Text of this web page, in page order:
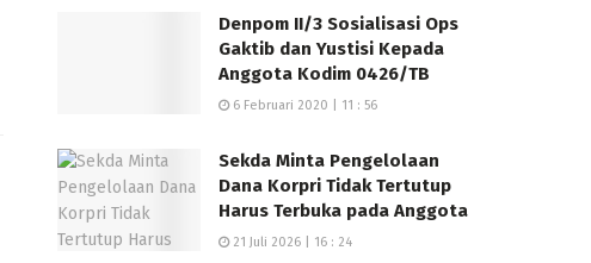
Denpom II/3 Sosialisasi Ops
Gaktib dan Yustisi Kepada
Anggota Kodim 0426/TB
6 Februari 2020 | 11 : 56
Sekda Minta Pengelolaan
Dana Korpri Tidak Tertutup
Harus Terbuka pada Anggota
21 Juli 2026 | 16 : 24